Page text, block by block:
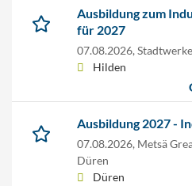
Ausbildung zum
für 2027
07.08.2026,
Hilden
Ausbildung 2027 -
07.08.2026, Metsä
Düren
Düren